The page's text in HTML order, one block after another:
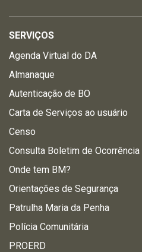
SERVIÇOS
Agenda Virtual do DA
Almanaque
Autenticação de BO
Carta de Serviços ao usuário
Censo
Consulta Boletim de Ocorrência
Onde tem BM?
Orientações de Segurança
Patrulha Maria da Penha
Polícia Comunitária
PROERD